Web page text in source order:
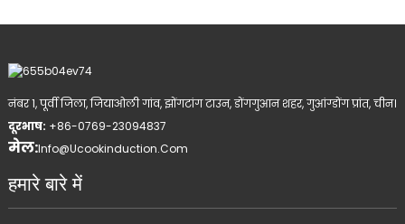
नंबर 1, पूर्वी जिला, जियाओली गांव, झोंगटांग टाउन, डोंगगुआन शहर, गुआंग्डोंग प्रांत, चीन।
दूरभाष: +86-0769-23094837
मेल:Info@ucookinduction.com
हमारे बारे में